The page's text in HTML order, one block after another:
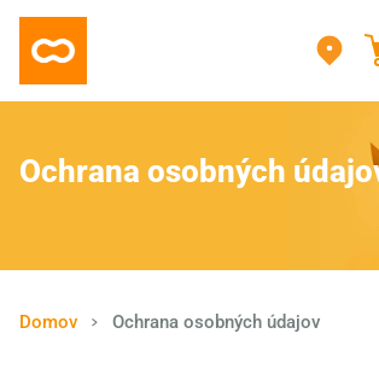
Ochrana osobných
Domov Ochrana osobných údajov